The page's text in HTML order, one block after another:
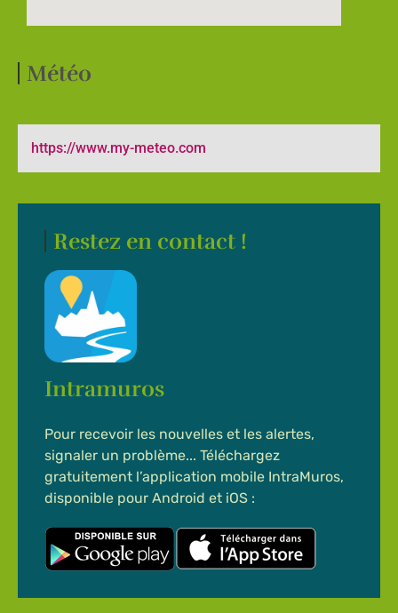
Météo
https://www.my-meteo.com
Restez en contact !
Intramuros
Pour recevoir les nouvelles et les alertes,
signaler un problème... Téléchargez
gratuitement l’application mobile IntraMuros,
disponible pour Android et iOS :